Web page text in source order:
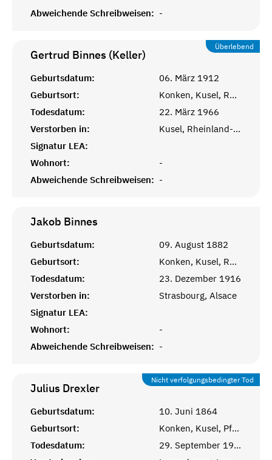
Abweichende Schreibweisen: -
Überlebend
Gertrud Binnes (Keller)
Geburtsdatum:
06. März 1912
Geburtsort:
Konken, Kusel, Rheinprovinz
Todesdatum:
22. März 1966
Verstorben in:
Kusel, Rheinland-Pfalz
Signatur LEA:
Wohnort:
-
Abweichende Schreibweisen: -
Jakob Binnes
Geburtsdatum:
09. August 1882
Geburtsort:
Konken, Kusel, Rheinprovinz
Todesdatum:
23. Dezember 1916
Verstorben in:
Strasbourg, Alsace
Signatur LEA:
Wohnort:
-
Abweichende Schreibweisen: -
Nicht verfolgungsbedingter Tod
Julius Drexler
Geburtsdatum:
10. Juni 1864
Geburtsort:
Konken, Kusel, Pfalz
Todesdatum:
29. September 1939